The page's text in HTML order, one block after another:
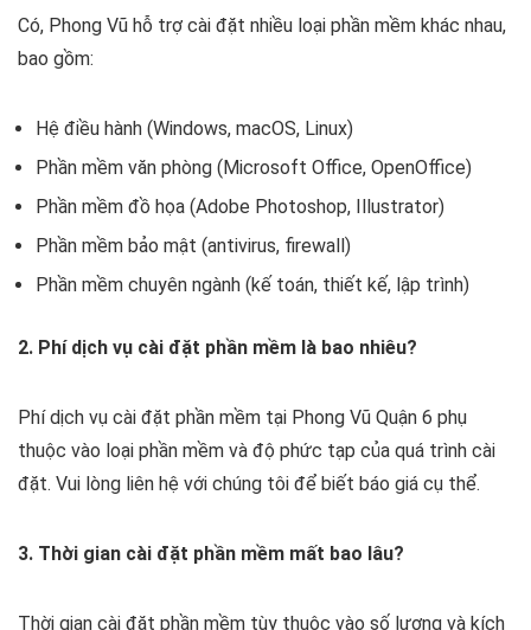
Có, Phong Vũ hỗ trợ cài đặt nhiều loại phần mềm khác nhau,
bao gồm:
Hệ điều hành (Windows, macOS, Linux)
Phần mềm văn phòng (Microsoft Office, OpenOffice)
Phần mềm đồ họa (Adobe Photoshop, Illustrator)
Phần mềm bảo mật (antivirus, firewall)
Phần mềm chuyên ngành (kế toán, thiết kế, lập trình)
2. Phí dịch vụ cài đặt phần mềm là bao nhiêu?
Phí dịch vụ cài đặt phần mềm tại Phong Vũ Quận 6 phụ
thuộc vào loại phần mềm và độ phức tạp của quá trình cài
đặt. Vui lòng liên hệ với chúng tôi để biết báo giá cụ thể.
3. Thời gian cài đặt phần mềm mất bao lâu?
Thời gian cài đặt phần mềm tùy thuộc vào số lượng và kích